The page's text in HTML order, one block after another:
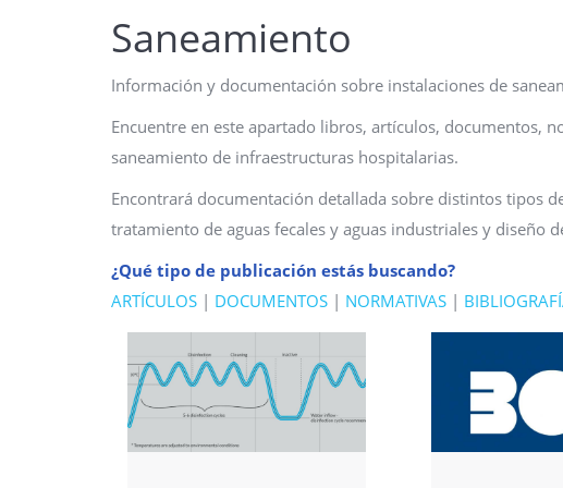
Saneamiento
Información y documentación sobre instalaciones de
Encuentre en este apartado libros, artículos, documentos,
saneamiento de infraestructuras hospitalarias.
Encontrará documentación detallada sobre distintos tipos
tratamiento de aguas fecales y aguas industriales y diseño
¿Qué tipo de publicación estás buscando?
ARTÍCULOS | DOCUMENTOS | NORMATIVAS |